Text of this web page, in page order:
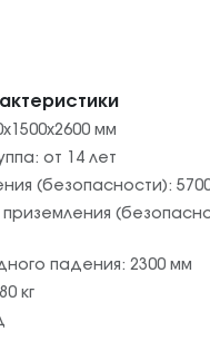
мм
от 14 лет
(безопасности):
падения: 2300мм
кг